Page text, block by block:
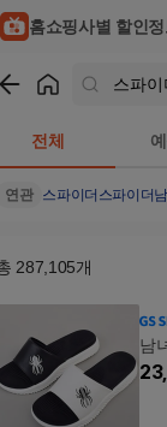
홈쇼핑사별 할인
전체
연관 스파이더 스파이더
287,105개
남